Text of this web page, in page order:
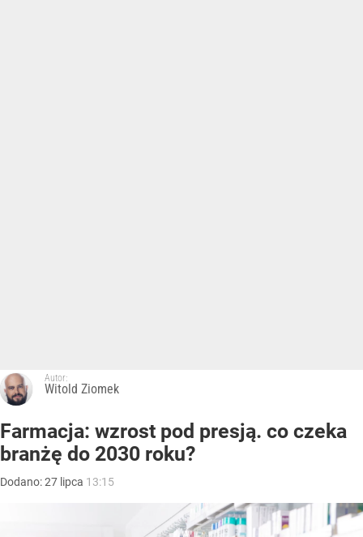
Autor:
Witold Ziomek
Farmacja: wzrost pod presją. co czeka
branżę do 2030 roku?
Dodano:27 lipca 13:15